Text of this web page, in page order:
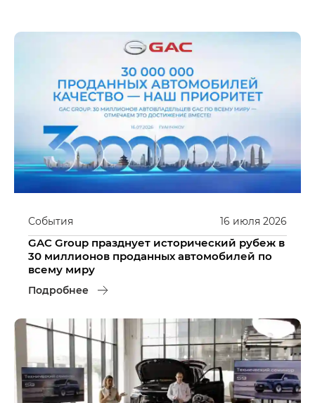
16 июля 2026
События
GAC Group празднует исторический рубеж в
30 миллионов проданных автомобилей по
всему миру
Подробнее